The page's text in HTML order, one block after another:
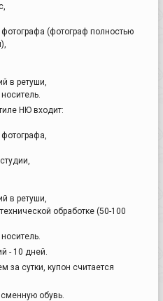
(фотограф полностью
в ретуши,
НЮ входит:
в ретуши,
обработке (50-100
- 10 дней.
за сутки, купон считается
обувь.